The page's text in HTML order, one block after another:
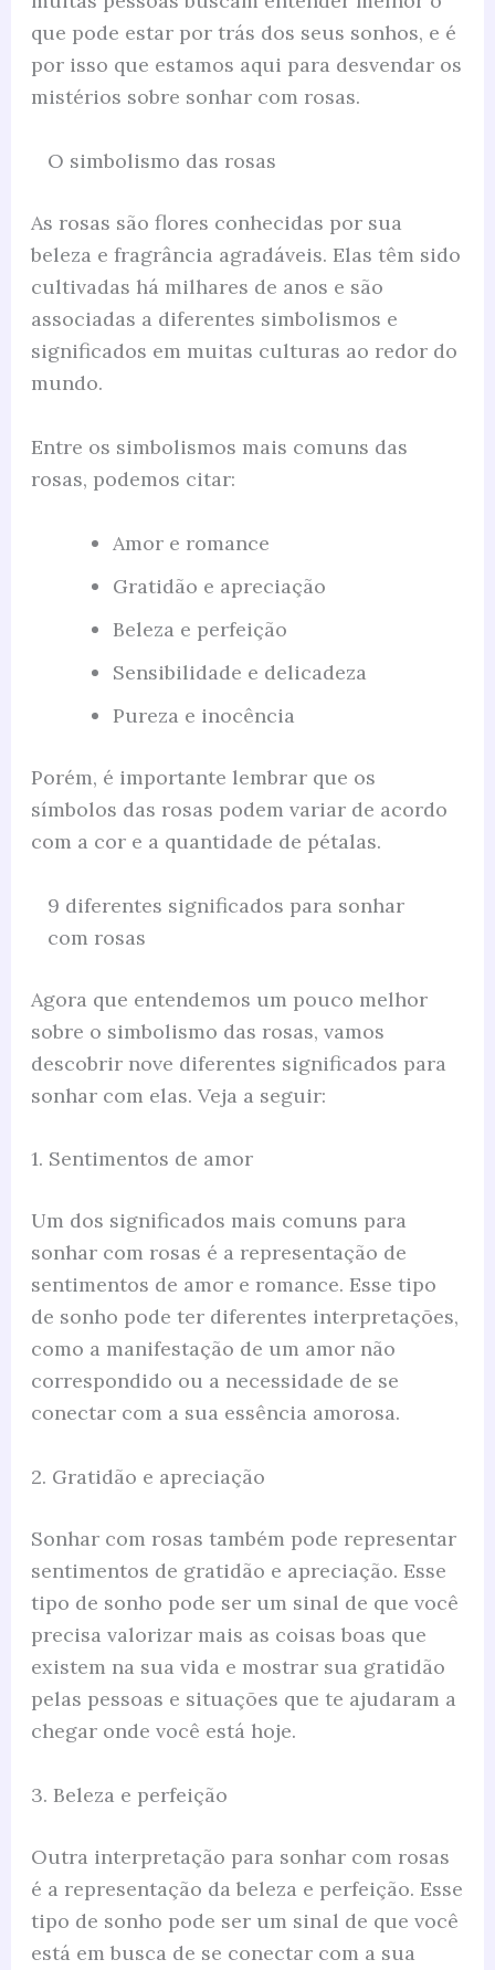
que pode estar por trás dos seus sonhos, e é
por isso que estamos aqui para desvendar os
mistérios sobre sonhar com rosas.
O simbolismo das rosas
As rosas são flores conhecidas por sua
beleza e fragrância agradáveis. Elas têm sido
cultivadas há milhares de anos e são
associadas a diferentes simbolismos e
significados em muitas culturas ao redor do
mundo.
Entre os simbolismos mais comuns das
rosas, podemos citar:
Amor e romance
Gratidão e apreciação
Beleza e perfeição
Sensibilidade e delicadeza
Pureza e inocência
Porém, é importante lembrar que os
símbolos das rosas podem variar de acordo
com a cor e a quantidade de pétalas.
9 diferentes significados para sonhar
com rosas
Agora que entendemos um pouco melhor
sobre o simbolismo das rosas, vamos
descobrir nove diferentes significados para
sonhar com elas. Veja a seguir:
1. Sentimentos de amor
Um dos significados mais comuns para
sonhar com rosas é a representação de
sentimentos de amor e romance. Esse tipo
de sonho pode ter diferentes interpretações,
como a manifestação de um amor não
correspondido ou a necessidade de se
conectar com a sua essência amorosa.
2. Gratidão e apreciação
Sonhar com rosas também pode representar
sentimentos de gratidão e apreciação. Esse
tipo de sonho pode ser um sinal de que você
precisa valorizar mais as coisas boas que
existem na sua vida e mostrar sua gratidão
pelas pessoas e situações que te ajudaram a
chegar onde você está hoje.
3. Beleza e perfeição
Outra interpretação para sonhar com rosas
é a representação da beleza e perfeição. Esse
tipo de sonho pode ser um sinal de que você
está em busca de se conectar com a sua